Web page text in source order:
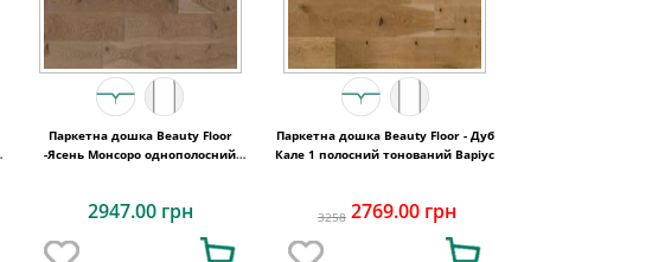
Паркетна дошка Beauty Floor
-Ясень Монсоро однополосний
2947.00 грн
Паркетна дошка Beauty Floor - Дуб
Кале 1 полосний тонований Варіус
3258 2769.00 грн